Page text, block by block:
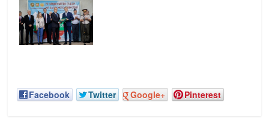
Facebook Twitter Google+ Pinterest